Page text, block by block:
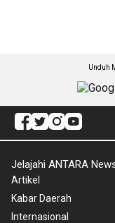
Unduh
Jelajahi ANTARA
Artikel
Kabar Daerah
Internasional